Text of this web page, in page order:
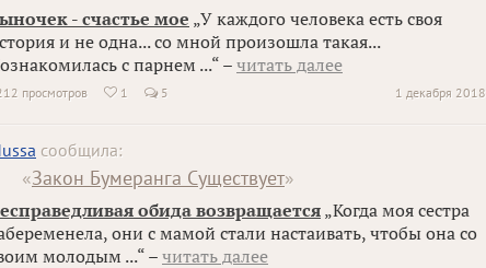
- счастье мое „У каждого человека есть своя
и не одна... со мной произошла такая...
с парнем ...“ – читать далее
1 декабря 2018
просмотров  1 5
сообщила:
«Закон Бумеранга Существует»
обида возвращается „Когда моя сестра
они с мамой стали настаивать, чтобы она со
молодым ...“ – читать далее